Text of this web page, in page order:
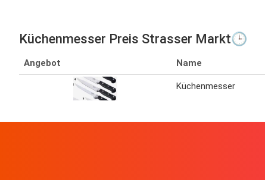
Küchenmesser Preis Strasser Markt🕒
Angebot Name
Küchenmesser